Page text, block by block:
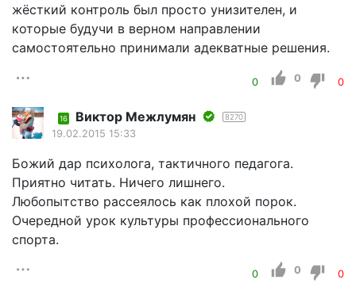
жёсткий контроль был просто унизителен, и
которые будучи в верном направлении
самостоятельно принимали адекватные решения.
0 0 0
16 Виктор Межлумян 8270
19.02.2015 15:33
Божий дар психолога, тактичного педагога.
Приятно читать. Ничего лишнего.
Любопытство рассеялось как плохой порок.
Очередной урок культуры профессионального
спорта.
0 0 0